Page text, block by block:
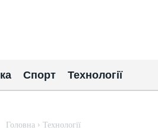
Спорт Технології
Головна Технології